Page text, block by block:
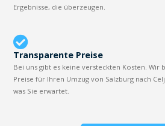
Ergebnisse, die überzeugen.
Transparente Preise
Bei uns gibt es keine versteckten Kosten. Wir
Preise für Ihren Umzug von Salzburg nach
was Sie erwartet.